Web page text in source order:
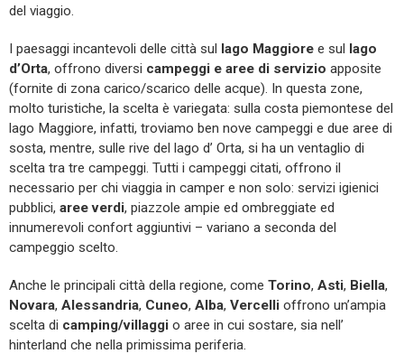
del viaggio.
I paesaggi incantevoli delle città sul lago Maggiore e sul lago
d’Orta, offrono diversi campeggi e aree di servizio apposite
(fornite di zona carico/scarico delle acque). In questa zone,
molto turistiche, la scelta è variegata: sulla costa piemontese del
lago Maggiore, infatti, troviamo ben nove campeggi e due aree di
sosta, mentre, sulle rive del lago d’ Orta, si ha un ventaglio di
scelta tra tre campeggi. Tutti i campeggi citati, offrono il
necessario per chi viaggia in camper e non solo: servizi igienici
pubblici, aree verdi, piazzole ampie ed ombreggiate ed
innumerevoli confort aggiuntivi – variano a seconda del
campeggio scelto.
Anche le principali città della regione, come Torino, Asti, Biella,
Novara, Alessandria, Cuneo, Alba, Vercelli offrono un’ampia
scelta di camping/villaggi o aree in cui sostare, sia nell’
hinterland che nella primissima periferia.